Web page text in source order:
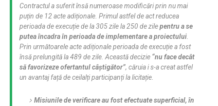
Contractul a suferit însă numeroase modificări prin nu mai
puțin de 12 acte adiționale. Primul astfel de act reducea
perioada de execuție de la 305 zile la 250 de zilepentru a se
putea încadra în perioada de implementare a proiectului
Prin următoarele acte adiționale perioada de execuție a fost
însă prelungită la 489 de zile. Această decizie “nu face decât
să favorizeze ofertantul câștigător”, căruia i s-a creat astfel
un avantaj față de ceilalți participanți la licitație.
Misiunile de verificare au fost efectuate superficial, în